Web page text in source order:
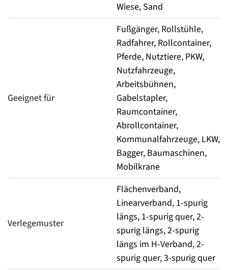
Wiese, Sand
Geeignet für
Fußgänger, Rollstühle,
Radfahrer, Rollcontainer,
Pferde, Nutztiere, PKW,
Nutzfahrzeuge,
Arbeitsbühnen,
Gabelstapler,
Raumcontainer,
Abrollcontainer,
Kommunalfahrzeuge, LKW,
Bagger, Baumaschinen,
Mobilkrane
Verlegemuster
Flächenverband,
Linearverband, 1-spurig
längs, 1-spurig quer, 2-
spurig längs, 2-spurig
längs im H-Verband, 2-
spurig quer, 3-spurig quer